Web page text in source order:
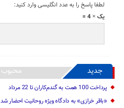
لطفا پاسخ را به عدد انگلیسی وارد کنید:
یک × 4 =
جدید محبوب
پرداخت 100 همت به گندم‌کاران تا 22 مرداد
«باقر خرازی» به دادگاه ویژه روحانیت احضار شد